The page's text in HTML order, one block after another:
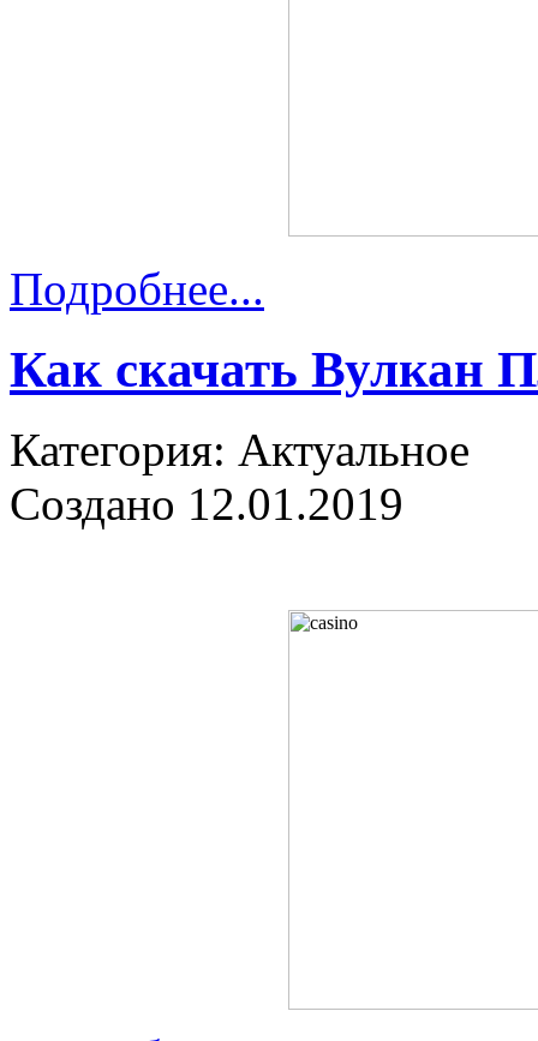
Подробнее...
Как скачать Вулкан
Категория: Актуальное
Создано 12.01.2019